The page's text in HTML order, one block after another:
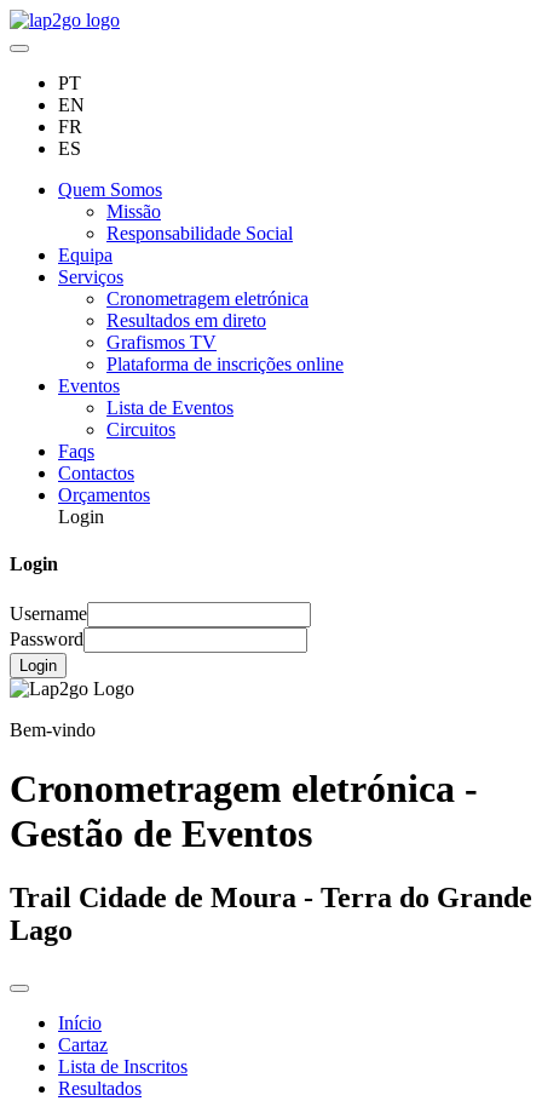
PT
EN
FR
ES
Quem Somos
Missão
Responsabilidade Social
Equipa
Serviços
Cronometragem eletrónica
Resultados em direto
Grafismos TV
Plataforma de inscrições online
Eventos
Lista de Eventos
Circuitos
Faqs
Contactos
Orçamentos
Login
Login
Username
Password
Login
Bem-vindo
Cronometragem eletrónica -
Gestão de Eventos
Trail Cidade de Moura - Terra do Grande
Lago
Início
Cartaz
Lista de Inscritos
Resultados